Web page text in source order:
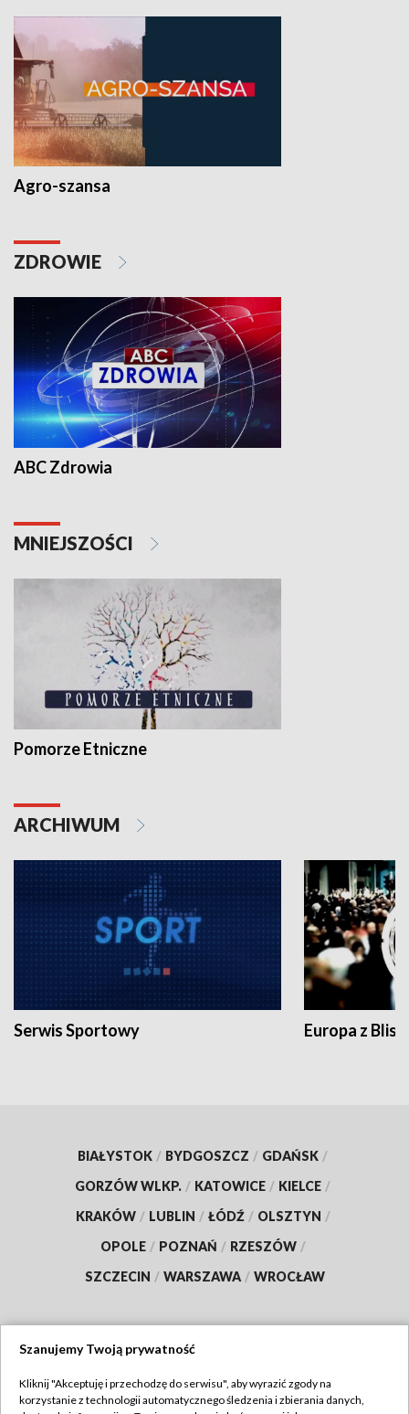
Agro-szansa
ZDROWIE
ABC Zdrowia
MNIEJSZOŚCI
Pomorze Etniczne
ARCHIWUM
Serwis Sportowy Europa z
BIAŁYSTOK / BYDGOSZCZ / GDAŃSK /
GORZÓW WLKP. / KATOWICE / KIELCE /
KRAKÓW / LUBLIN / ŁÓDŹ / OLSZTYN /
OPOLE / POZNAŃ / RZESZÓW /
SZCZECIN / WARSZAWA / WROCŁAW
TVP
Szanujemy Twoją prywatność
Kliknij "Akceptuję i przechodzę do serwisu", aby wyrazić zgody na
korzystanie z technologii automatycznego śledzenia i zbierania danych,